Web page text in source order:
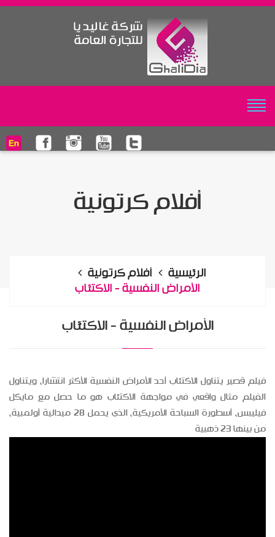
أفلام كرتونية
الرئيسية
أفلام كرتونية
الأمراض النفسية - الاكتئاب
الأمراض النفسية - الاكتئاب
فيلم قصير يتناول الاكتئاب أحد الأمراض النفسية الأكثر انتشارا، ويتناول
الفيلم مثال واقعي في مواجهة الاكتئاب هو ما حصل مع مايكل
فيليبس، أسطورة السباحة الأمريكية، الذي يحمل 28 ميدالية أولمبية،
من بينها 23 ذهبية